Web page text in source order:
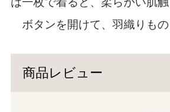
ボタンを開けて、羽織りもの
商品レビュー